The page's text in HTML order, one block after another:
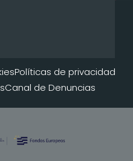
Políticas de privacidad
Canal de Denuncias